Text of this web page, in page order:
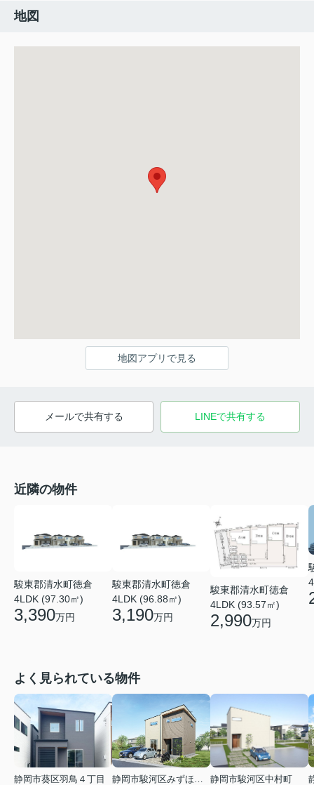
地図
地図アプリで見る
メールで共有する LINEで共有する
近隣の物件
駿東郡清水町徳倉
4LDK (97.30㎡)
3,390万円
駿東郡清水町徳倉
4LDK (96.88㎡)
3,190万円
駿東郡清水町徳倉
4LDK (93.57㎡)
2,990万円
よく見られている物件
静岡市葵区羽鳥４丁目
静岡市駿河区中村町